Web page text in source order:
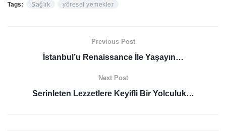
Tags: Sağlık yöresel yemekler
Previous Post
İstanbul’u Renaissance İle Yaşayın…
Next Post
Serinleten Lezzetlere Keyifli Bir Yolculuk…